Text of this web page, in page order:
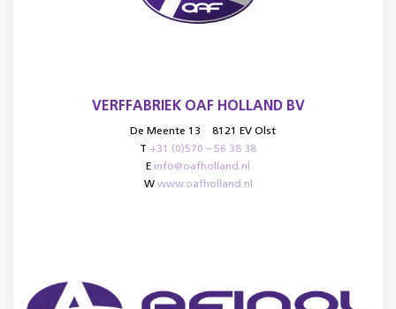
VERFFABRIEK OAF HOLLAND BV
De Meente 13
8121 EV Olst
T +31 (0)570 – 56 38 38
E info@oafholland.nl
W www.oafholland.nl